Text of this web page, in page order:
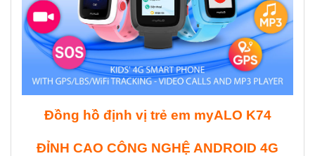
Đồng hồ định vị trẻ em myALO K74
ĐỈNH CAO CÔNG NGHỆ ANDROID 4G